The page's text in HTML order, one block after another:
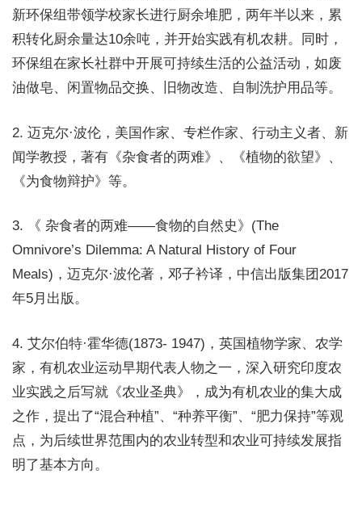
新环保组带领学校家长进行厨余堆肥，两年半以来，累
积转化厨余量达10余吨，并开始实践有机农耕。同时，
环保组在家长社群中开展可持续生活的公益活动，如废
油做皂、闲置物品交换、旧物改造、自制洗护用品等。
2. 迈克尔·波伦，美国作家、专栏作家、行动主义者、新
闻学教授，著有《杂食者的两难》、《植物的欲望》、
《为食物辩护》等。
3. 《 杂食者的两难——食物的自然史》(The
Omnivore’s Dilemma: A Natural History of Four
Meals)，迈克尔·波伦著，邓子衿译，中信出版集团2017
年5月出版。
4. 艾尔伯特·霍华德(1873- 1947)，英国植物学家、农学
家，有机农业运动早期代表人物之一，深入研究印度农
业实践之后写就《农业圣典》，成为有机农业的集大成
之作，提出了“混合种植”、“种养平衡”、“肥力保持”等观
点，为后续世界范围内的农业转型和农业可持续发展指
明了基本方向。